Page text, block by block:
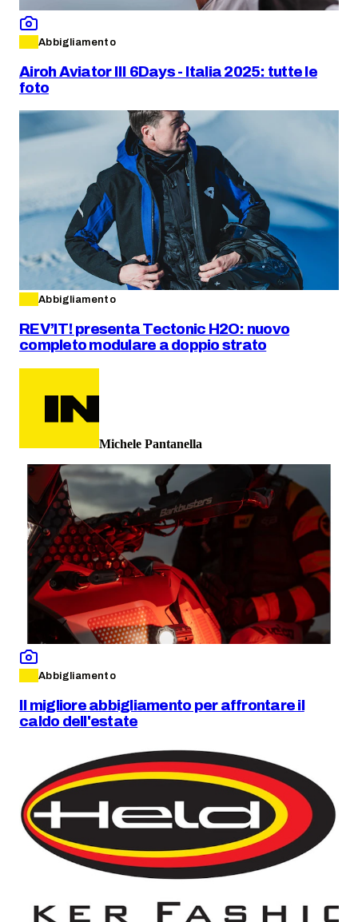
Abbigliamento
Airoh Aviator III 6Days - Italia 2025: tutte le
foto
Abbigliamento
REV’IT! presenta Tectonic H2O: nuovo
completo modulare a doppio strato
Michele Pantanella
Abbigliamento
Il migliore abbigliamento per affrontare il
caldo dell'estate